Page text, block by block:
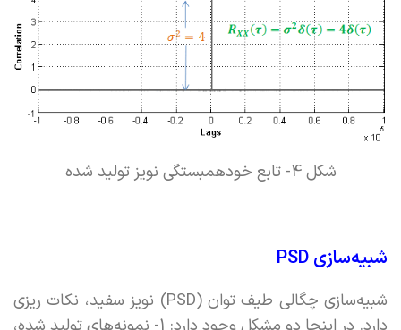
شکل 4- تابع خودهمبستگی نویز تولید شده
شبیه‌سازی PSD
شبیه‌سازی چگالی طیف توان (PSD) نویز سفید، نکات ریزی